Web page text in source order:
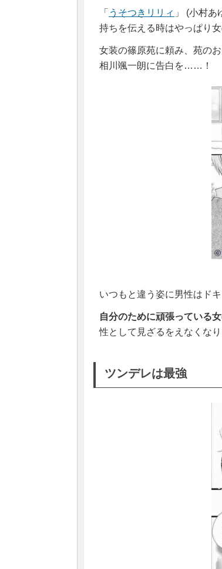
「 うそつきリリィ 」 (小村
持ちを伝える時はやっぱり
女装の篠原苑に頼み、苑の
相川颯一朗に告白を……！
いつもと違う姿に男性はド
自分のために頑張っている
性として見ざるをえなくなり
ツンデレは最強